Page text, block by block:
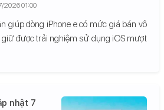
giúp dòng iPhone e có mức giá bán vô
được trải nghiệm sử dụng iOS mượt
2026 01:00
nhật 7